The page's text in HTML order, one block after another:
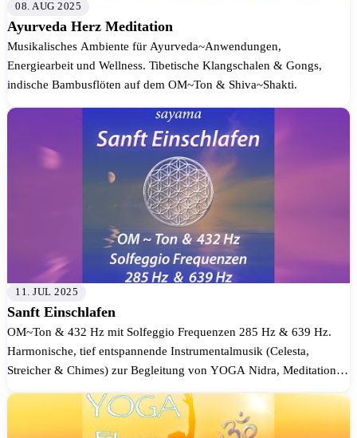
08. AUG 2025
Ayurveda Herz Meditation
Musikalisches Ambiente für Ayurveda~Anwendungen,
Energiearbeit und Wellness. Tibetische Klangschalen & Gongs,
indische Bambusflöten auf dem OM~Ton & Shiva~Shakti.
11. JUL 2025
Sanft Einschlafen
OM~Ton & 432 Hz mit Solfeggio Frequenzen 285 Hz & 639 Hz.
Harmonische, tief entspannende Instrumentalmusik (Celesta,
Streicher & Chimes) zur Begleitung von YOGA Nidra, Meditation